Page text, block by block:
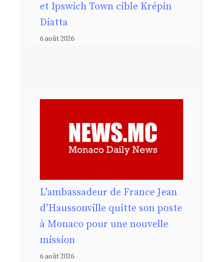
et Ipswich Town cible Krépin
Diatta
6 août 2026
L’ambassadeur de France Jean
d’Haussonville quitte son poste
à Monaco pour une nouvelle
mission
6 août 2026